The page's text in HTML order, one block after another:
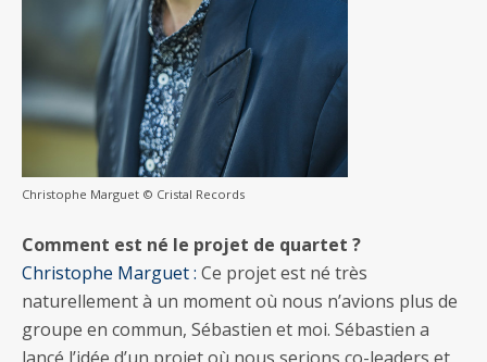
Christophe Marguet © Cristal Records
Comment est né le projet de quartet ?
Christophe Marguet : Ce projet est né très
naturellement à un moment où nous n’avions plus de
groupe en commun, Sébastien et moi. Sébastien a